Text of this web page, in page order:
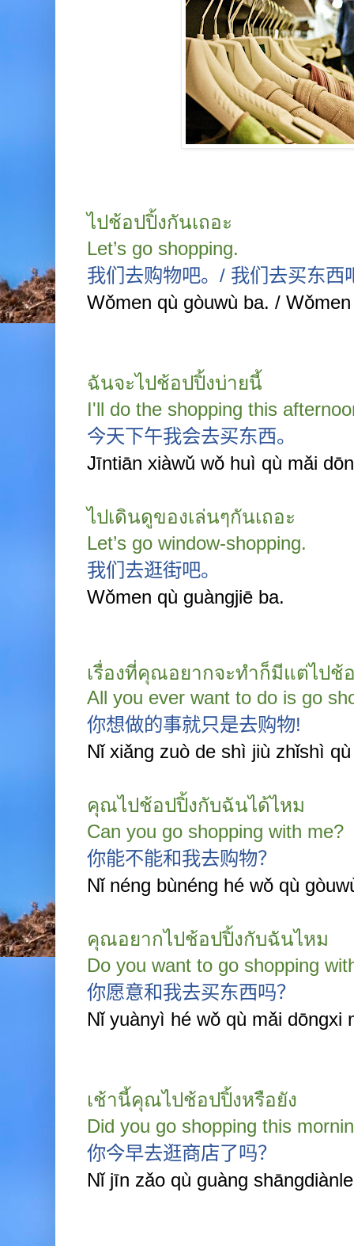
ไปช้อปปิ้งกันเถอะ
Let’s go shopping.
我们去购物吧。 / 我们去买东西
Wǒmen qù gòuwù ba. /
ฉันจะไปช้อปปิ้งบ่ายนี้
I'll do the shopping this
今天下午我会去买东西。
Jīntiān xiàwǔ wǒ huì qù mǎi
ไปเดินดูของเล่นๆกันเถอะ
Let’s go window-shopping.
我们去逛街吧。
Wǒmen qù guàngjiē ba.
เรื่องที่คุณอยากจะทำก็มีแต่ไปช้
All you ever want to do is go
你想做的事就只是去购物!
Nǐ xiǎng zuò de shì jiù zhǐshì
คุณไปช้อปปิ้งกับฉันได้ไหม
Can you go shopping with me?
你能不能和我去购物？
Nǐ néng bùnéng hé wǒ qù
คุณอยากไปช้อปปิ้งกับฉันไหม
Do you want to go shopping
你愿意和我去买东西吗？
Nǐ yuànyì hé wǒ qù mǎi dōngxi
เช้านี้คุณไปช้อปปิ้งหรือยัง
Did you go shopping this
你今早去逛商店了吗？
Nǐ jīn zǎo qù guàng